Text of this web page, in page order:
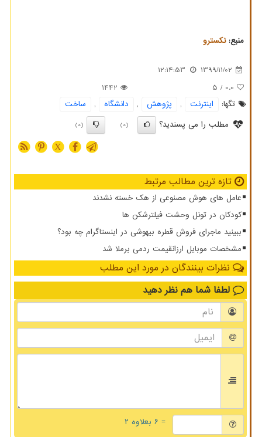
منبع:نكسترو
1399/11/02
12:14:53
0.0
/ 5
1442
تگها:
اینترنت , پژوهش , دانشگاه ,
ساخت
مطلب را می پسندید؟
(0)
(0)
X
تازه ترین مطالب مرتبط
عامل های هوش مصنوعی از هک خسته نشدند
کودکان در تونل وحشت فیلترشکن ها
ببینید ماجرای فروش قطره بیهوشی در اینستاگرام چه بود؟
مشخصات موبایل ارزانقیمت ردمی برملا شد
نظرات بینندگان در مورد این مطلب
لطفا شما هم نظر دهید
= ۶ بعلاوه ۲